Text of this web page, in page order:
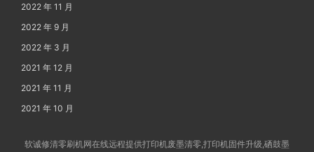
2022 年 11 月
2022 年 9 月
2022 年 3 月
2021 年 12 月
2021 年 11 月
2021 年 10 月
软诚修清零刷机网在线远程提供打印机废墨清零,打印机固件升级,硒鼓墨